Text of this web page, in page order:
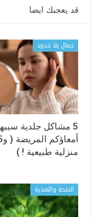
قد يعجبك ايضا
جمال بلا حدود
5 مشاكل جلدية
منزلية طبيعية ! )
الصحة والتغذية